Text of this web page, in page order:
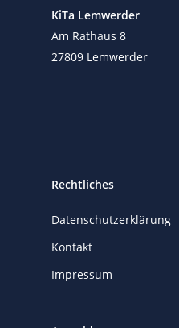
KiTa Lemwerder
Am Rathaus 8
27809 Lemwerder
Rechtliches
Datenschutzerklärung
Kontakt
Impressum